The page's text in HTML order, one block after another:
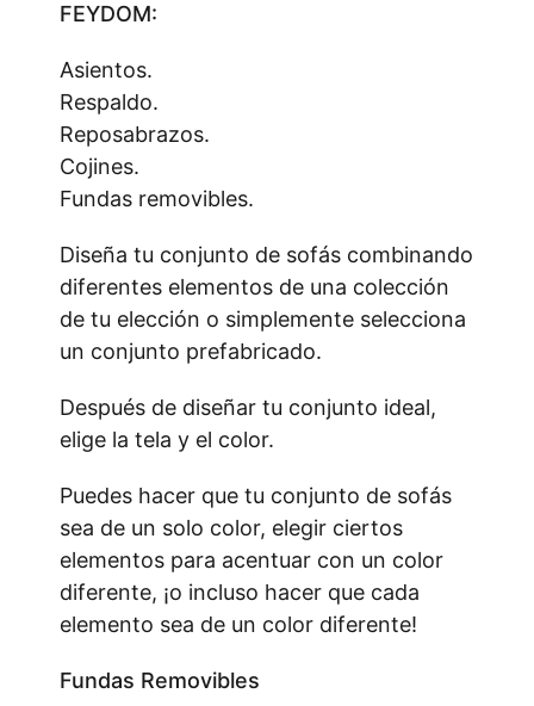
FEYDOM:
Asientos.
Respaldo.
Reposabrazos.
Cojines.
Fundas removibles.
Diseña tu conjunto de sofás combinando
diferentes elementos de una colección
de tu elección o simplemente selecciona
un conjunto prefabricado.
Después de diseñar tu conjunto ideal,
elige la tela y el color.
Puedes hacer que tu conjunto de sofás
sea de un solo color, elegir ciertos
elementos para acentuar con un color
diferente, ¡o incluso hacer que cada
elemento sea de un color diferente!
Fundas Removibles